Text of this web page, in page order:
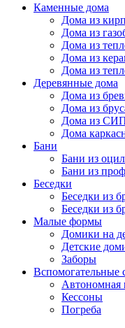
Каменные дома
Дома из
Дома из
Дома из
Дома из
Дома из
Деревянные дома
Дома из
Дома из
Дома из
Дома
Бани
Бани из
Бани из
Беседки
Беседки из
Беседки из
Малые формы
Домики на
Детские
Заборы
Вспомогательные
Автономная
Кессоны
Погреба